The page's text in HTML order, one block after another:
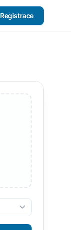
Registrace